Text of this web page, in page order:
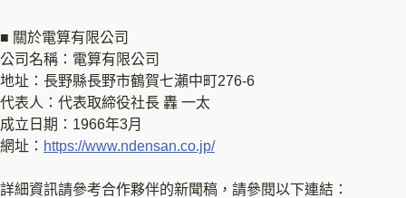
■ 關於電算有限公司
公司名稱：電算有限公司
地址：長野縣長野市鶴賀七瀨中町276-6
代表人：代表取締役社長 轟 一太
成立日期：1966年3月
網址： https://www.ndensan.co.jp/
詳細資訊請參考合作夥伴的新聞稿，請參閱以下連結：